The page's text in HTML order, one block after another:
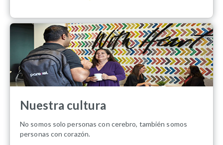
Nuestra cultura
No somos solo personas con cerebro, también somos
personas con corazón.